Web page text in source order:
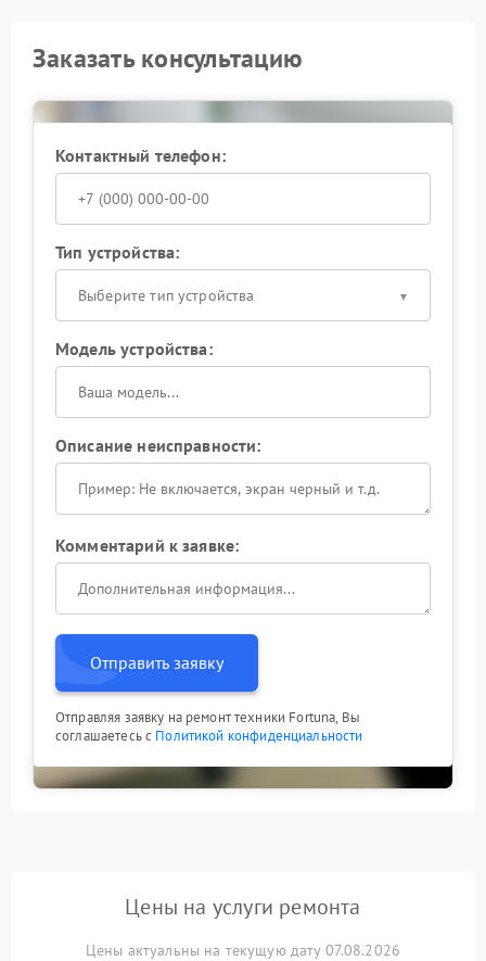
Заказать консультацию
Контактный телефон:
Тип устройства:
Выберите тип устройства
Модель устройства:
Описание неисправности:
Комментарий к заявке:
Отправить заявку
Отправляя заявку на ремонт техники Fortuna, Вы
соглашаетесь с Политикой конфиденциальности
Цены на услуги ремонта
Цены актуальны на текущую дату 07.08.2026